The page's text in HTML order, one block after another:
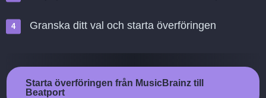
Granska ditt val och starta överföringen
Starta överföringen från MusicBrainz till
Beatport